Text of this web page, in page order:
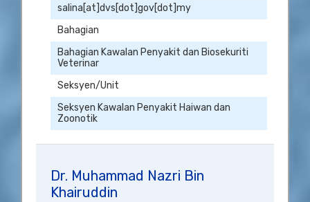
salina[at]dvs[dot]gov[dot]my
Bahagian
Bahagian Kawalan Penyakit dan Biosekuriti
Veterinar
Seksyen/Unit
Seksyen Kawalan Penyakit Haiwan dan
Zoonotik
Dr. Muhammad Nazri Bin
Khairuddin